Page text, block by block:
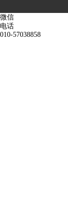
微信
电话
010-57038858